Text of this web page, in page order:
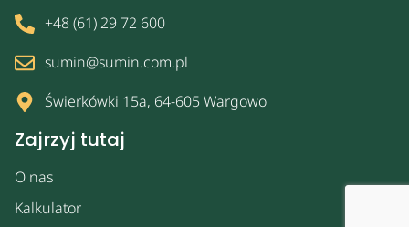
Zajrzyj tutaj
O nas
Kalkulator
+48 (61) 29 72 600
sumin@sumin.com.pl
Świerkówki 15a, 64-605 Wargowo